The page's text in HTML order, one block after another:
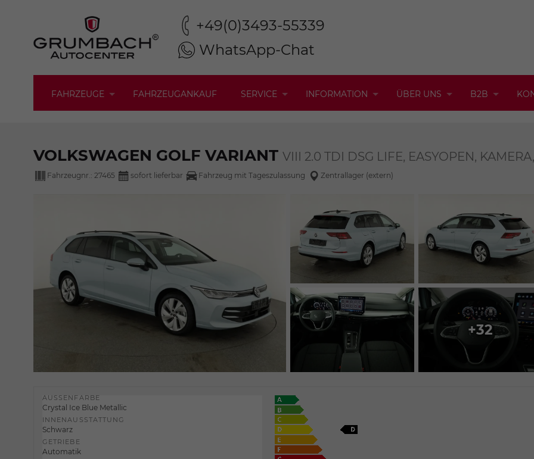
+49(0)3493-55339
WhatsApp-Chat
FAHRZEUGE FAHRZEUGANKAUF SERVICE INFORMATION ÜBER UNS B2B
VOLKSWAGEN GOLF VARIANT VIII 2.0 TDI DSG LIFE, EASYOPEN,
Fahrzeugnr.: 27465 sofort lieferbar Fahrzeug mit Tageszulassung Zentrallager (extern)
+32
AUSSENFARBE
Crystal Ice Blue Metallic
INNENAUSSTATTUNG
Schwarz
GETRIEBE
Automatik